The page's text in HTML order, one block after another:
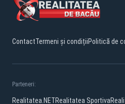
ContactTermeni și condițiiPolitică de
Parteneri:
Realitatea.NETRealitatea Sportiva